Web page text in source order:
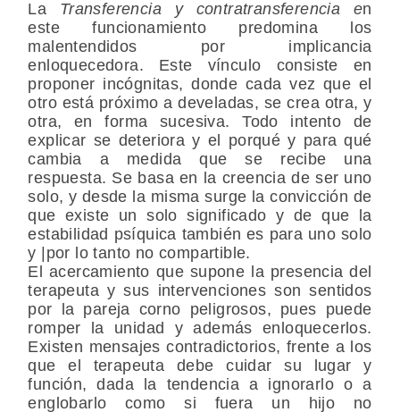
La Transferencia y contratransferencia en
este funcionamiento predomina los
malentendidos por implicancia
enloquecedora. Este vínculo consiste en
proponer incógnitas, donde cada vez que el
otro está próximo a develadas, se crea otra, y
otra, en forma sucesiva. Todo intento de
explicar se deteriora y el porqué y para qué
cambia a medida que se recibe una
respuesta. Se basa en la creencia de ser uno
solo, y desde la misma surge la convicción de
que existe un solo significado y de que la
estabilidad psíquica también es para uno solo
y |por lo tanto no compartible.
El acercamiento que supone la presencia del
terapeuta y sus intervenciones son sentidos
por la pareja corno peligrosos, pues puede
romper la unidad y además enloquecerlos.
Existen mensajes contradictorios, frente a los
que el terapeuta debe cuidar su lugar y
función, dada la tendencia a ignorarlo o a
englobarlo como si fuera un hijo no